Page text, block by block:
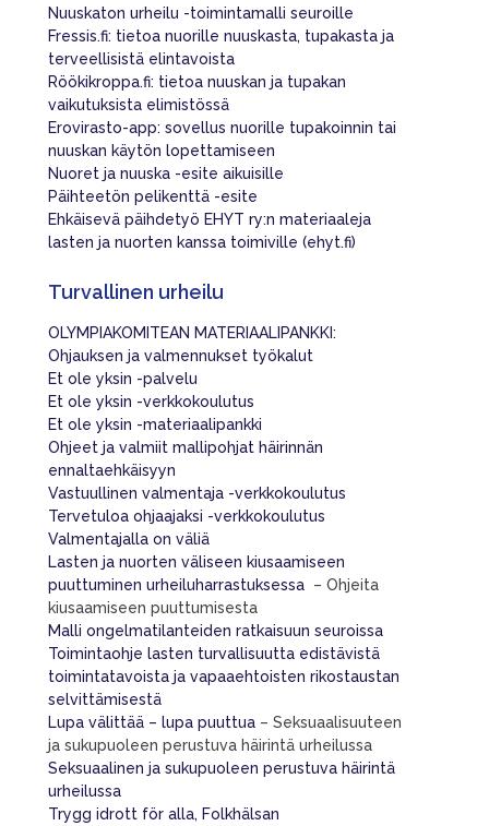
Nuuskaton urheilu -toimintamalli seuroille
Fressis.fi: tietoa nuorille nuuskasta, tupakasta ja
terveellisistä elintavoista
Röökikroppa.fi: tietoa nuuskan ja tupakan
vaikutuksista elimistössä
Erovirasto-app: sovellus nuorille tupakoinnin tai
nuuskan käytön lopettamiseen
Nuoret ja nuuska -esite aikuisille
Päihteetön pelikenttä -esite
Ehkäisevä päihdetyö EHYT ry:n materiaaleja
lasten ja nuorten kanssa toimiville (ehyt.fi)
Turvallinen urheilu
OLYMPIAKOMITEAN MATERIAALIPANKKI:
Ohjauksen ja valmennukset työkalut
Et ole yksin -palvelu
Et ole yksin -verkkokoulutus
Et ole yksin -materiaalipankki
Ohjeet ja valmiit mallipohjat häirinnän
ennaltaehkäisyyn
Vastuullinen valmentaja -verkkokoulutus
Tervetuloa ohjaajaksi -verkkokoulutus
Valmentajalla on väliä
Lasten ja nuorten väliseen kiusaamiseen
puuttuminen urheiluharrastuksessa – Ohjeita
kiusaamiseen puuttumisesta
Malli ongelmatilanteiden ratkaisuun seuroissa
Toimintaohje lasten turvallisuutta edistävistä
toimintatavoista ja vapaaehtoisten rikostaustan
selvittämisestä
Lupa välittää – lupa puuttua – Seksuaalisuuteen
ja sukupuoleen perustuva häirintä urheilussa
Seksuaalinen ja sukupuoleen perustuva häirintä
urheilussa
Trygg idrott för alla, Folkhälsan